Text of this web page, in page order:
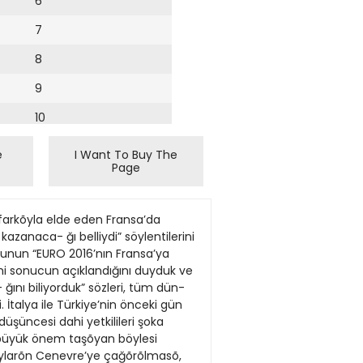
7
8
9
10
14
16
17
18
I Want To Buy The
Page
sözleri- ne ekliyor. Bu arada her takımın antrenörü, fizyotera- pisti, masörü, doktoru, sınavlarla ilgilenen 7’şer öğret- meni, psikoloğu ve çocukların ailelerine evdeki menü- lerinin listesini hazırlayan birer beslenme uzmanı oldu- ğu da unutulmamalı. 1990’lı yılların başında Amsterdam Arena henüz in- şat halinde… Seçmeler De Meer Stadı’nda yapılmak- ta. Seçmelerde kaybedenler bir zamanlar birlikte oldukları yıldızları gelecekte televizyondan hayranlıkla izleyecekler. Ajax’ın futbol okulundan yetişenlerin ortak sloganları ise şöyle: “Terk edeceğimiz yer bizim yuvamız. Gideceği- miz yeri ise tanımıyoruz bile.” Türkiye’de hiçbir kulüp bu sistemin onda birini bile gerçekleştiremedi. Buna karşın futbolcu yetişiyorsa kay- nağın ne derece güçlü olduğunu akıldan çıkartmadan üretime dayalı bir gelecek oluşturmalıyız. Kemal Kı- lıçdaroğlu’nun genel söylemini futbola da uygulama- nın zamanıdır… GÖRÜŞ/ METİN TÜKENMEZ Futbolun Geleceği Gençliktedir Sonucu önceden biliyorduk Fransa ulusal takõmõ oyuncusu Marc Planus EURO 2016 için acõ bir itirafta bulundu: Biliyorum bu başlık herke- sin tuhafına gidecek! En sıkıntılı günümüzde, bu nerden çıktı di- yenler çoğunlukta da olabilir. Kişi- ler yaptıkları ile anılmalıdırlar. Topun kaleye gol olması için son doku- nana yazılan skor değildir bu. Yıl- lardır birçok başkanın kurumsal- laşmasına gerekli gücü ve bilim- selliği katan Şenes Erzik, öncelikle bu ülkeden hangi nedenlerle fe- derasyon başkanlığından ayrıldı onu hatırlatmak zorun- dayım. Cuma günü yapı- lan EURO 2016 oylama- sında herkes tüm gücünü kullandı sandı! Ama Mic- hel Platini UEFA Başka- nı olmanın verdiği farkı açıkça ortaya koydu. Ya- ni ikinci başkan olarak bir oyla kaybettiğimizi söyle- yenler ve yangın çıkaran- lar açıkça konuşmalıdırlar. Hangi alanda tek oya indirdiğimiz başa- rımız var Avrupa’da? AB’nin 55 bin sayfalık kriterlerini satır satır yerine getirdik de ne oldu? Her alanda aleyhimize oy kullanmıyorlar mı? UEFA’da Şenes Erzik her yenilgi- den ve ters giden bir futbol ola- yından sonra gündeme getirilir ve sonuçta asıl hatalı olanlar kendini kurtarırlar. Medyamız Şenes Erzik’in büyük gayretleri